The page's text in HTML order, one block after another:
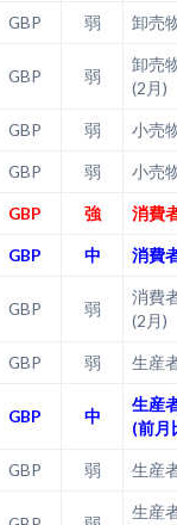
GBP 弱 卸売
GBP 弱
卸売
(2月)
GBP 弱 小売
GBP 弱 小売
GBP 強 消費
GBP 中 消費
GBP 弱
消費
(2月)
GBP 弱 生産
GBP 中
生産
(前月
GBP 弱 生産
生産